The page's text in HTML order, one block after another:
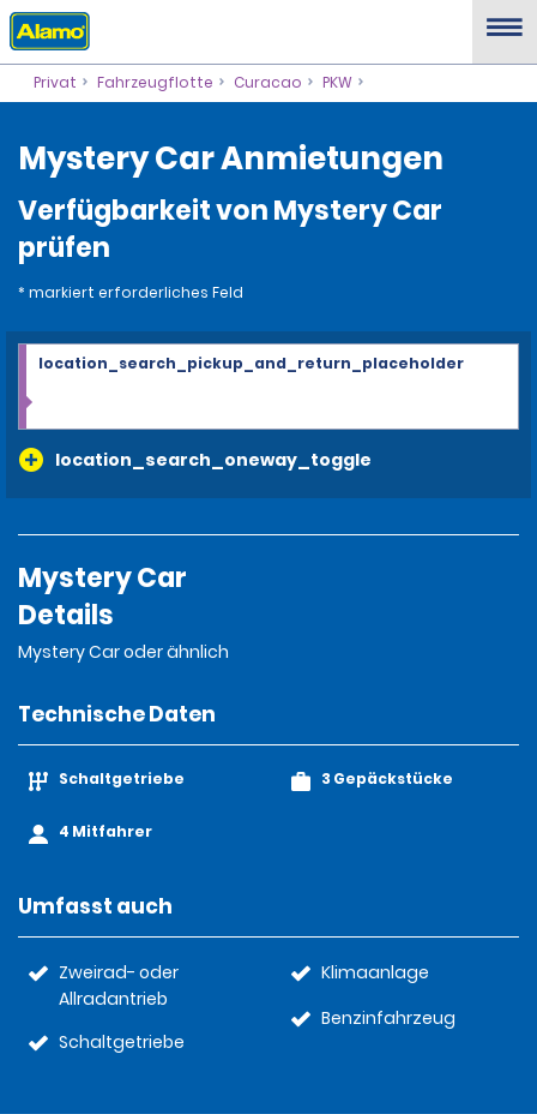
Privat Fahrzeugflotte Curacao PKW
Mystery Car Anmietungen
Verfügbarkeit von Mystery Car
prüfen
* markiert erforderliches Feld
location_search_oneway_toggle
location_search_pickup_and_return_placeholder
Mystery Car
Details
Mystery Car oder ähnlich
Technische Daten
Schaltgetriebe
4 Mitfahrer
3 Gepäckstücke
Umfasst auch
Zweirad- oder
Allradantrieb
Schaltgetriebe
Klimaanlage
Benzinfahrzeug